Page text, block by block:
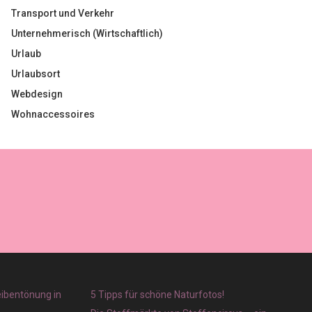
Transport und Verkehr
Unternehmerisch (Wirtschaftlich)
Urlaub
Urlaubsort
Webdesign
Wohnaccessoires
in
5 Tipps für schöne Naturfotos!